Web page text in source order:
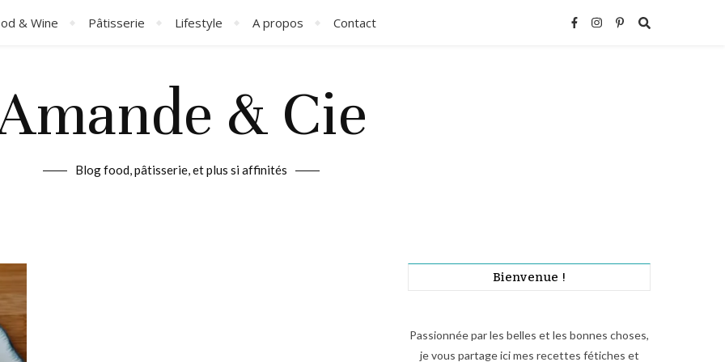
& Wine Pâtisserie Lifestyle A propos Contact
& Cie
Blog food, pâtisserie, et plus si affinités
Bienvenue !
Passionnée par les belles et les bonnes choses,
je vous partage ici mes recettes fétiches et